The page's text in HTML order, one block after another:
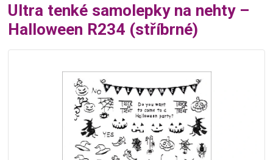
Ultra tenké samolepky na nehty –
Halloween R234 (stříbrné)